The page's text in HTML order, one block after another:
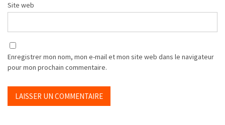
Site web
Enregistrer mon nom, mon e-mail et mon site web dans le navigateur
pour mon prochain commentaire.